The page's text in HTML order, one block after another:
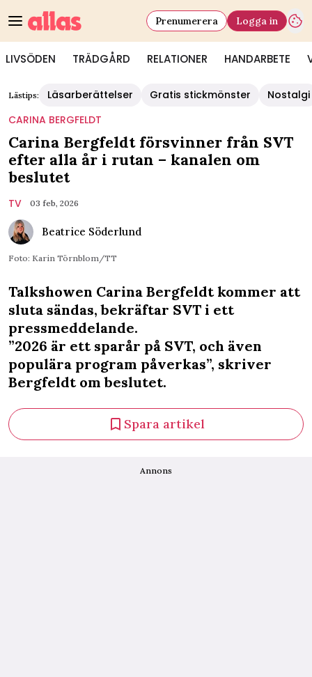
LIVSÖDEN TRÄDGÅRD RELATIONER HANDARBETE
Prenumerera Logga in
Lästips: Läsarberättelser Gratis stickmönster
Nostalgi
CARINA BERGFELDT
Carina Bergfeldt försvinner från SVT
efter alla år i rutan – kanalen om
beslutet
TV 03 feb, 2026
Beatrice Söderlund
Foto: Karin Törnblom/TT
Talkshowen Carina Bergfeldt kommer att
sluta sändas, bekräftar SVT i ett
pressmeddelande.
”2026 är ett sparår på SVT, och även
populära program påverkas”, skriver
Bergfeldt om beslutet.
Spara artikel
Annons